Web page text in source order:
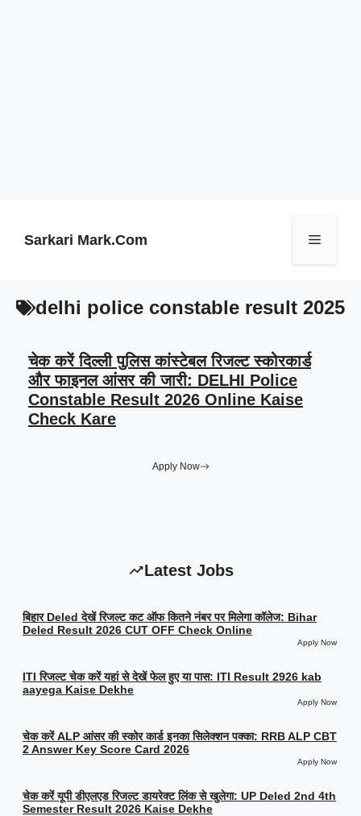
Sarkari Mark.Com Menu
delhi police constable result 2025
चेक करें दिल्ली पुलिस कांस्टेबल रिजल्ट स्कोरकार्ड
और फाइनल आंसर की जारी: DELHI Police
Constable Result 2026 Online Kaise
Check Kare
Apply Now
Latest Jobs
बिहार Deled देखें रिजल्ट कट ऑफ कितने नंबर पर मिलेगा कॉलेज: Bihar
Deled Result 2026 CUT OFF Check Online
Apply Now
ITI रिजल्ट चेक करें यहां से देखें फेल हुए या पास: ITI Result 2926 kab
aayega Kaise Dekhe
Apply Now
चेक करें ALP आंसर की स्कोर कार्ड इनका सिलेक्शन पक्का: RRB ALP CBT
2 Answer Key Score Card 2026
Apply Now
चेक करें यूपी डीएलएड रिजल्ट डायरेक्ट लिंक से खुलेगा: UP Deled 2nd 4th
Semester Result 2026 Kaise Dekhe